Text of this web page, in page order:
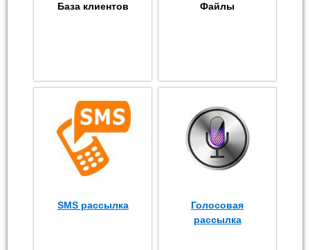
База клиентов Файлы
SMS рассылка
Голосовая
рассылка